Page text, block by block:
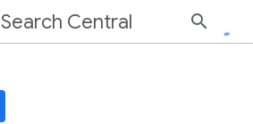
Search Central